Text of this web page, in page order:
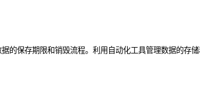
保存期限和销毁流程。利用自动化工具管理数据的存